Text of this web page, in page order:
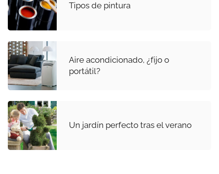
Tipos de pintura
Aire acondicionado, ¿fijo o
portátil?
Un jardín perfecto tras el verano